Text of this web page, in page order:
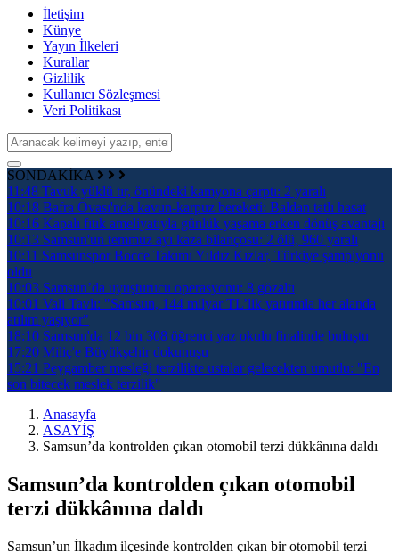
İletişim
Künye
Yayın İlkeleri
Kurallar
Gizlilik
Kullanıcı Sözleşmesi
Veri Politikası
SONDAKİKA
11:48 Tavuk yüklü tır, önündeki kamyona çarptı: 2 yaralı
10:18 Bafra Ovası'nda kavun-karpuz bereketi: Baldan tatlı hasat
10:16 Kapalı fıtık ameliyatıyla günlük yaşama erken dönüş avantajı
10:13 Samsun'un temmuz ayı kaza bilançosu: 2 ölü, 960 yaralı
10:11 Samsunspor Bocce Takımı Yıldız Kızlar, Türkiye şampiyonu
oldu
10:03 Samsun’da uyuşturucu operasyonu: 8 gözaltı
10:01 Vali Tavlı: "Samsun, 144 milyar TL’lik yatırımla her alanda
atılım yaşıyor"
18:10 Samsun'da 12 bin 308 öğrenci yaz okulu finalinde buluştu
17:20 Miliç'e Büyükşehir dokunuşu
15:21 Peygamber mesleği terzilikte ustalar gelecekten umutlu: "En
son bitecek meslek terzilik"
Anasayfa
ASAYİŞ
Samsun’da kontrolden çıkan otomobil terzi dükkânına daldı
Samsun’da kontrolden çıkan otomobil
terzi dükkânına daldı
Samsun’un İlkadım ilçesinde kontrolden çıkan bir otomobil terzi